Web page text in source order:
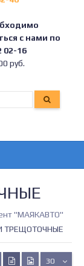
с нами по
02-16
руб.
"МАЯКАВТО"
ТРЕЩОТОЧНЫЕ
30